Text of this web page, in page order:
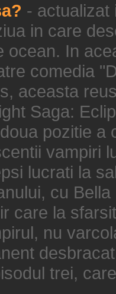
- actualizat
in care
ocean. In
comedia
aceasta
Saga:
pozitie a
vampiri
lucrati la
cu
care la
nu
trei,